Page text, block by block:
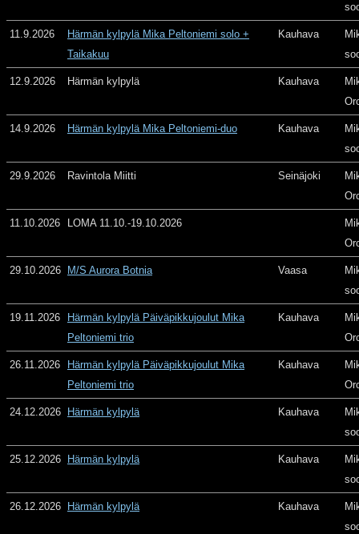
11.9.2026
Härmän kylpylä Mika Peltoniemi solo +
Taikakuu
Kauhava
12.9.2026 Härmän kylpylä Kauhava
14.9.2026 Härmän kylpylä Mika Peltoniemi-duo Kauhava
29.9.2026 Ravintola Miitti Seinäjoki
11.10.2026 LOMA 11.10.-19.10.2026
29.10.2026 M/S Aurora Botnia Vaasa
19.11.2026
Härmän kylpylä Päiväpikkujoulut Mika
Peltoniemi trio
Kauhava
26.11.2026
Härmän kylpylä Päiväpikkujoulut Mika
Peltoniemi trio
Kauhava
24.12.2026 Härmän kylpylä Kauhava
25.12.2026 Härmän kylpylä Kauhava
26.12.2026 Härmän kylpylä Kauhava